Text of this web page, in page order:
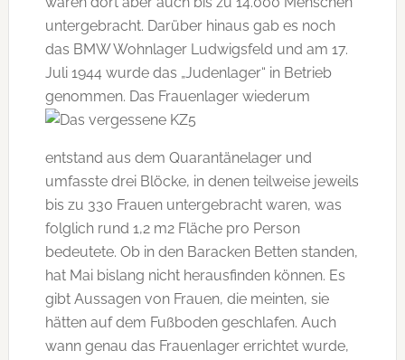
untergebracht. Darüber hinaus gab es noch
das BMW Wohnlager Ludwigsfeld und am 17.
Juli 1944 wurde das „Judenlager“ in Betrieb
genommen. Das Frauenlager wiederum
entstand aus dem Quarantänelager und
umfasste drei Blöcke, in denen teilweise jeweils
bis zu 330 Frauen untergebracht waren, was
folglich rund 1,2 m2 Fläche pro Person
bedeutete. Ob in den Baracken Betten standen,
hat Mai bislang nicht herausfinden können. Es
gibt Aussagen von Frauen, die meinten, sie
hätten auf dem Fußboden geschlafen. Auch
wann genau das Frauenlager errichtet wurde,